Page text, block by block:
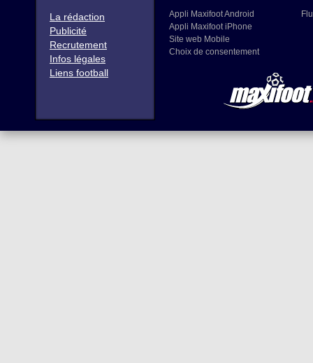
La rédaction
Publicité
Recrutement
Infos légales
Liens football
Appli Maxifoot Android
Appli Maxifoot iPhone
Site web Mobile
Choix de consentement